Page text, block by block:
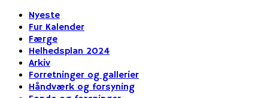
Nyeste
Fur Kalender
Færge
Helhedsplan 2024
Arkiv
Forretninger og gallerier
Håndværk og forsyning